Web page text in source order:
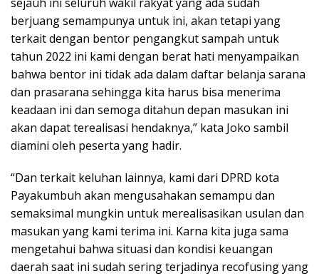
berjuang semampunya untuk ini, akan tetapi yang
terkait dengan bentor pengangkut sampah untuk
tahun 2022 ini kami dengan berat hati menyampaikan
bahwa bentor ini tidak ada dalam daftar belanja sarana
dan prasarana sehingga kita harus bisa menerima
keadaan ini dan semoga ditahun depan masukan ini
akan dapat terealisasi hendaknya,” kata Joko sambil
diamini oleh peserta yang hadir.
“Dan terkait keluhan lainnya, kami dari DPRD kota
Payakumbuh akan mengusahakan semampu dan
semaksimal mungkin untuk merealisasikan usulan dan
masukan yang kami terima ini. Karna kita juga sama
mengetahui bahwa situasi dan kondisi keuangan
daerah saat ini sudah sering terjadinya recofusing yang